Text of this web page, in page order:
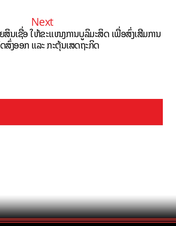
Next
ນເຊື່ອ ໃຫ້ຂະແໜງການບູລິມະສິດ ເພື່ອສົ່ງເສີມການ
ສົ່ງອອກ ແລະ ກະຕຸ້ນເສດຖະກິດ